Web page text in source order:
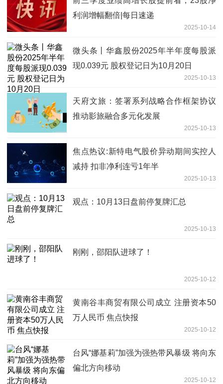
利润增幅翻倍|每日速递
2025-10-14
微头条丨华鑫股份2025年半年度每股派
现0.039元 股权登记日为10月20日
2025-10-13
天府文旅：签署系列战略合作框架协议
推动影旅融合多元化发展
2025-10-13
焦点热议:新特电气股价异动期间实控人
减持 扣非净利连亏1年半
2025-10-13
观点：10月13日盘前停复牌汇总
2025-10-13
刚刚，邵阳队进球了！
2025-10-12
黄南谷丰商贸有限公司成立 注册资本50
万人民币 焦点快报
2025-10-12
台风“娜基莉”加强为强热带风暴级 将向东
偏北方向移动
2025-10-12